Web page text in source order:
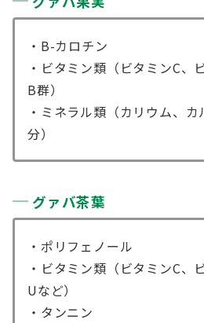
・B-カロチン
・ビタミン類（ビタミンC、
B群）
・ミネラル類（カリウム、
分）
グァバ茶葉
・ポリフェノール
・ビタミン類（ビタミンC、
Uなど）
・タンニン